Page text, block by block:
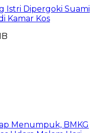
Istri Dipergoki Suami
Kamar Kos
Menumpuk, BMKG